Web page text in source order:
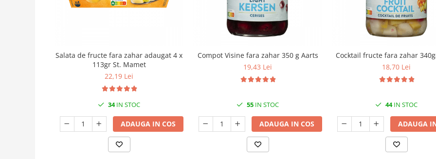
Salata de fructe fara zahar adaugat 4 x
113gr St. Mamet
22,19 Lei
34IN STOC
ADAUGA IN COS
Compot Visine fara zahar 350 g Aarts
19,43 Lei
55 IN STOC
ADAUGA IN COS
Cocktail fructe fara zahar
18,70 Lei
44IN STOC
ADAUGA